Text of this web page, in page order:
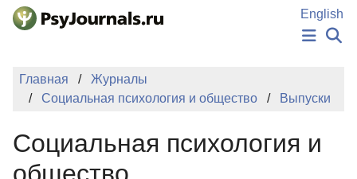
Перейти к основному содержанию
English
НОВОСТИ
ИЗДАНИЯ
БАЗА ЗНАНИЙ
Главная
Журналы
Социальная психология и общество
Выпуски
Социальная психология и